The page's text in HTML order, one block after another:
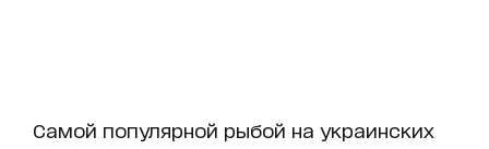
Самой популярной рыбой на украинских